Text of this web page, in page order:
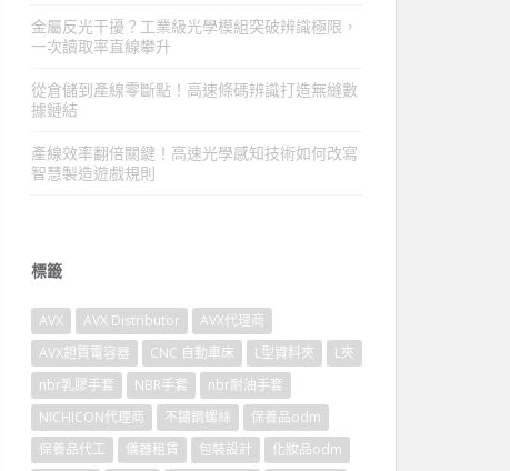
金屬反光干擾？工業級光學模組突破辨識極限，
一次讀取率直線攀升
從倉儲到產線零斷點！高速條碼辨識打造無縫數
據鏈結
產線效率翻倍關鍵！高速光學感知技術如何改寫
智慧製造遊戲規則
標籤
AVX AVX Distributor
AVX代理商
AVX鉭質電容器
CNC 自動車床 L型資料夾
L夾
nbr乳膠手套
NBR手套
nbr耐油手套
NICHICON代理商
不鏽鋼螺絲
保養品odm
保養品代工
儀器租賃 包裝設計
化妝品odm